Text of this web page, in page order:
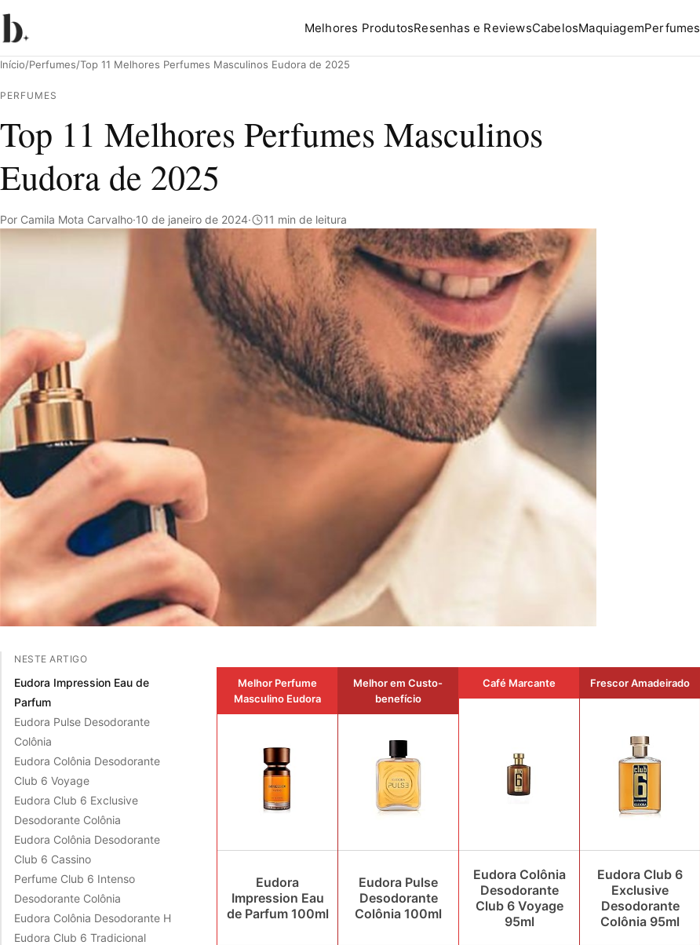
Melhores ProdutosResenhas e ReviewsCabelosMaquiagemPerfumes
Pesquisar
Início/Perfumes/Top 11 Melhores Perfumes Masculinos Eudora de 2025
PERFUMES
Top 11 Melhores Perfumes Masculinos
Eudora de 2025
Por Camila Mota Carvalho·10 de janeiro de 2024· 11 min de leitura
NESTE ARTIGO
Eudora Impression Eau de
Parfum
Eudora Pulse Desodorante
Colônia
Eudora Colônia Desodorante
Club 6 Voyage
Eudora Club 6 Exclusive
Desodorante Colônia
Eudora Colônia Desodorante
Club 6 Cassino
Perfume Club 6 Intenso
Desodorante Colônia
Eudora Colônia Desodorante H
Eudora Club 6 Tradicional
Melhor Perfume
Masculino Eudora
Melhor em Custo-
benefício
Café Marcante Frescor Amadeirado
Eudora
Impression Eau
de Parfum 100ml
Eudora Pulse
Desodorante
Colônia 100ml
Eudora Colônia
Desodorante
Club 6 Voyage
95ml
Eudora Club 6
Exclusive
Desodorante
Colônia 95ml